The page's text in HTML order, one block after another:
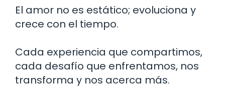
El amor no es estático; evoluciona y
crece con el tiempo.
Cada experiencia que compartimos,
cada desafío que enfrentamos, nos
transforma y nos acerca más.